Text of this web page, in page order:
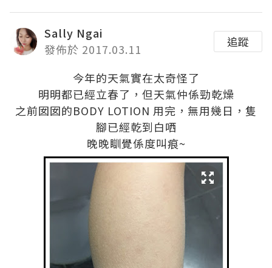
Sally Ngai
發佈於 2017.03.11
追蹤
今年的天氣實在太奇怪了
明明都已經立春了，但天氣仲係勁乾燥
之前囡囡的BODY LOTION 用完，無用幾日，隻
腳已經乾到白哂
晚晚瞓覺係度叫痕~